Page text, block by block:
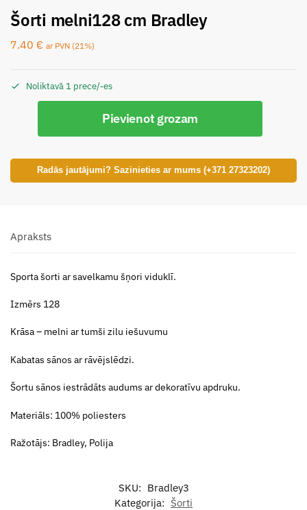
Šorti melni128 cm Bradley
7.40 € ar PVN (21%)
Noliktavā 1 prece/-es
Pievienot grozam
Radās jautājumi? Sazinieties ar mums (+371 27323202)
Apraksts
Sporta šorti ar savelkamu šņori viduklī.
Izmērs 128
Krāsa – melni ar tumši zilu iešuvumu
Kabatas sānos ar rāvējslēdzi.
Šortu sānos iestrādāts audums ar dekoratīvu apdruku.
Materiāls: 100% poliesters
Ražotājs: Bradley, Polija
SKU: Bradley3
Kategorija: Šorti